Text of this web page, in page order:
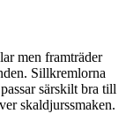
men framträder
Sillkremlorna
särskilt bra till
skaldjurssmaken.